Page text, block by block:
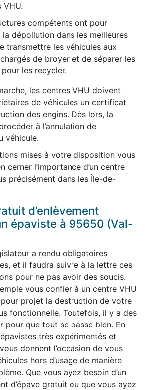
VHU.
compétents ont pour
dépollution dans les meilleures
transmettre les véhicules aux
de broyer et de séparer les
les recycler.
les centres VHU doivent
de véhicules un certificat
des engins. Dès lors, la
à l’annulation de
véhicule.
mises à votre disposition vous
cerner l’importance d’un centre
précisément dans les Île-de-
d’enlèvement
épaviste à 95650 (Val-
a rendu obligatoires
et il faudra suivre à la lettre ces
pour ne pas avoir des soucis.
vous confier à un centre VHU
projet la destruction de votre
fonctionnelle. Toutefois, il y a des
pour que tout se passe bien. En
très expérimentés et
donnent l’occasion de vous
hors d’usage de manière
Que vous ayez besoin d’un
d’épave gratuit ou que vous ayez